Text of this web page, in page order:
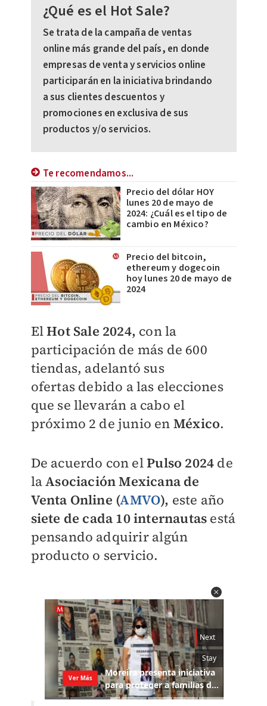
¿Qué es el Hot Sale?
Se trata de la campaña de ventas
online más grande del país, en donde
empresas de venta y servicios online
participarán en la iniciativa brindando
a sus clientes descuentos y
promociones en exclusiva de sus
productos y/o servicios.
Te recomendamos...
Precio del dólar HOY
lunes 20 de mayo de
2024: ¿Cuál es el tipo de
cambio en México?
Precio del bitcoin,
ethereum y dogecoin
hoy lunes 20 de mayo de
2024
ElHot Sale 2024, conla
participación de más de 600
tiendas, adelantó sus
ofertas debido a las elecciones
que se llevarán a cabo el
próximo 2 de junio en México.
De acuerdo con elPulso 2024 de
laAsociación Mexicana de
Venta Online (AMVO), este año
siete de cada 10 internautas está
pensando adquirir algún
producto o servicio.